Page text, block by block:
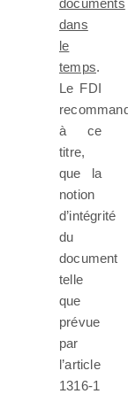
dans
le
temps.
Le FDI
à ce
titre,
que la
notion
d’intégrité
du
document
telle
que
prévue
par
l’article
1316-1